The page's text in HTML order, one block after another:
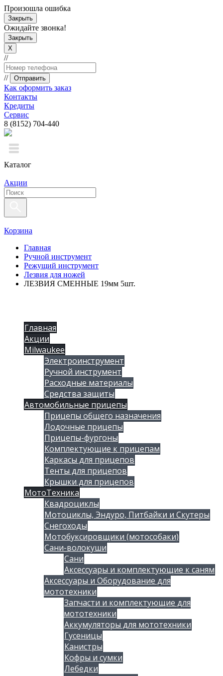
Произошла ошибка
Закрыть
Ожидайте звонка!
Закрыть
X
//
// Отправить
Как оформить заказ
Контакты
Кредиты
Сервис
8 (8152) 704-440
Каталог
Акции
Корзина
Главная
Ручной инструмент
Режущий инструмент
Лезвия для ножей
ЛЕЗВИЯ СМЕННЫЕ 19мм 5шт.
Главная
Акции
Milwaukee
Электроинструмент
Ручной инструмент
Расходные материалы
Средства защиты
Автомобильные прицепы
Прицепы общего назначения
Лодочные прицепы
Прицепы-фургоны
Комплектующие к прицепам
Каркасы для прицепов
Тенты для прицепов
Крышки для прицепов
МотоТехника
Квадроциклы
Мотоциклы, Эндуро, Питбайки и Скутеры
Снегоходы
Мотобуксировщики (мотособаки)
Сани-волокуши
Сани
Аксессуары и комплектующие к саням
Аксессуары и Оборудование для
мототехники
Запчасти и комплектующие для
мототехники
Аккумуляторы для мототехники
Гусеницы
Канистры
Кофры и сумки
Лебедки